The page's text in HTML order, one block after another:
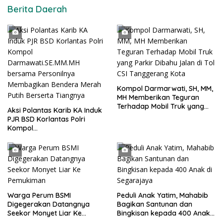
Berita Daerah
Aksi Polantas Karib KA Induk
PJR BSD Korlantas Polri
Kompol
bersama Personilnya
Membagikan Bendera Merah
Putih Berserta Tiangnya
Kompol Darmarwati, SH, MM,
MH Memberikan Teguran
Terhadap Mobil Truk yang
Warga Perum BSMI
Digegerakan Datangnya
Seekor Monyet Liar Ke
Peduli Anak Yatim, Mahabib
Bagikan Santunan dan
Bingkisan kepada 400 Anak